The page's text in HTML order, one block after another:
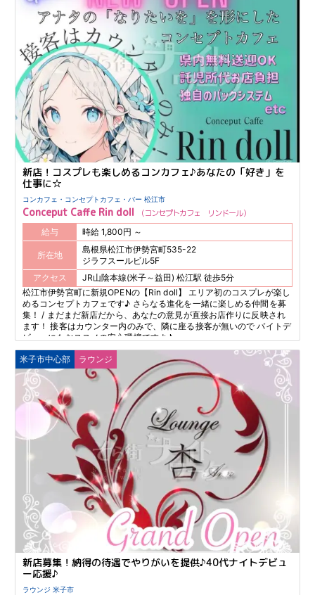
新店！コスプレも楽しめるコンカフェ♪あなたの「好き」を
仕事に☆
コンカフェ・コンセプトカフェ・バー 松江市
Conceput Caffe Rin doll コンセプトカフェ リンドール
給与 時給 1,800円 ～
所在地
島根県松江市伊勢宮町535-22
ジラフスールビル5F
アクセス
JR山陰本線(米子～益田) 松江駅 徒歩5分
松江市伊勢宮町に新規OPENの【Rin doll】 エリア初のコスプレが楽し
めるコンセプトカフェです♪ さらなる進化を一緒に楽しめる仲間を募
集！ / まだまだ新店だから、あなたの意見が直接お店作りに反映され
ます！ 接客はカウンター内のみで、隣に座る接客が無いので バイトデ
ビューにもおススメの安心環境ですよ♪
米子市中心部 ラウンジ
新店募集！納得の待遇でやりがいを提供♪40代ナイトデビュ
ー応援♪
ラウンジ 米子市